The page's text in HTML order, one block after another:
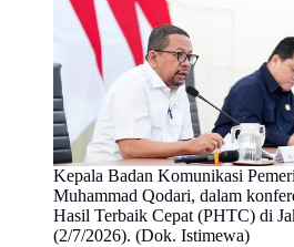
Kepala Badan Komunikasi
Muhammad Qodari, dalam
Hasil Terbaik Cepat (PHTC) di
(2/7/2026). (Dok. Istimewa)